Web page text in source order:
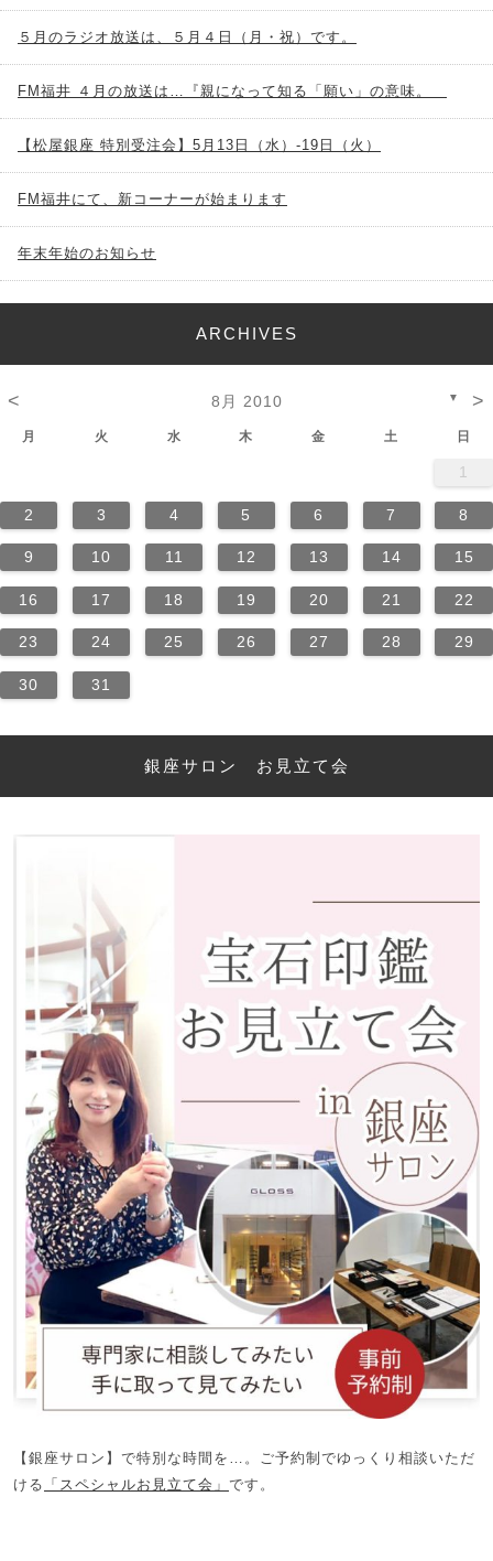
５月のラジオ放送は、５月４日（月・祝）です。
FM福井 ４月の放送は…『親になって知る「願い」の意味。
【松屋銀座 特別受注会】5月13日（水）-19日（火）
FM福井にて、新コーナーが始まります
年末年始のお知らせ
ARCHIVES
< 8月 2010 ▼ >
月 火 水 木 金 土 日
1
2 3 4 5 6 7 8
9 10 11 12 13 14 15
16 17 18 19 20 21 22
23 24 25 26 27 28 29
30 31
銀座サロン お見立て会
【銀座サロン】で特別な時間を…。ご予約制でゆっくり相談いただ
ける 「スペシャルお見立て会」 です。